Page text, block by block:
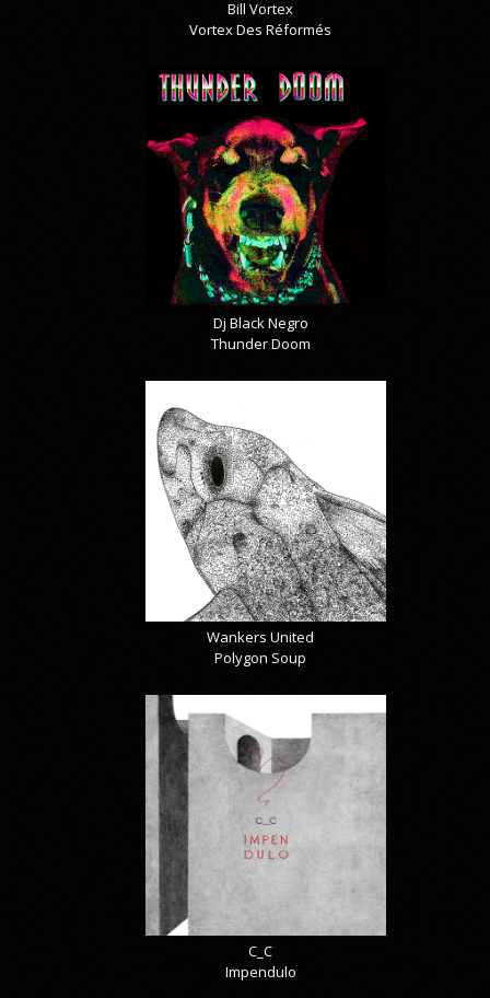
Bill Vortex
Vortex Des Réformés
Dj Black Negro
Thunder Doom
Wankers United
Polygon Soup
C_C
Impendulo